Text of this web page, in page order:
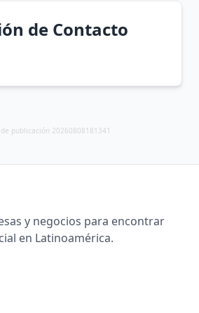
de Contacto
publicación 20260808181341
y negocios para encontrar
en Latinoamérica.